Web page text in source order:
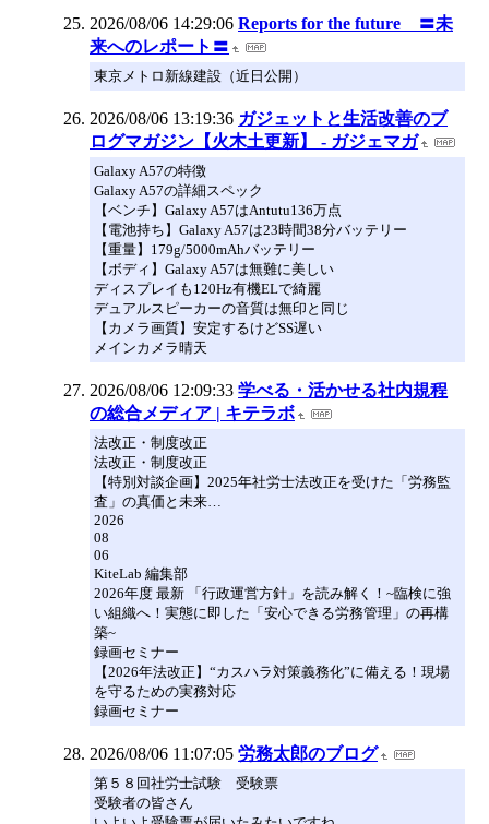
2026/08/06 14:29:06 Reports for the future 〓未
来へのレポート〓
東京メトロ新線建設（近日公開）
2026/08/06 13:19:36 ガジェットと生活改善のブ
ログマガジン【火木土更新】 - ガジェマガ
Galaxy A57の特徴
Galaxy A57の詳細スペック
【ベンチ】Galaxy A57はAntutu136万点
【電池持ち】Galaxy A57は23時間38分バッテリー
【重量】179g/5000mAhバッテリー
【ボディ】Galaxy A57は無難に美しい
ディスプレイも120Hz有機ELで綺麗
デュアルスピーカーの音質は無印と同じ
【カメラ画質】安定するけどSS遅い
メインカメラ晴天
2026/08/06 12:09:33 学べる・活かせる社内規程
の総合メディア | キテラボ
法改正・制度改正
法改正・制度改正
【特別対談企画】2025年社労士法改正を受けた「労務監
査」の真価と未来…
2026
08
06
KiteLab 編集部
2026年度 最新 「行政運営方針」を読み解く！~臨検に強
い組織へ！実態に即した「安心できる労務管理」の再構
築~
録画セミナー
【2026年法改正】“カスハラ対策義務化”に備える！現場
を守るための実務対応
録画セミナー
2026/08/06 11:07:05 労務太郎のブログ
第５８回社労士試験 受験票
受験者の皆さん